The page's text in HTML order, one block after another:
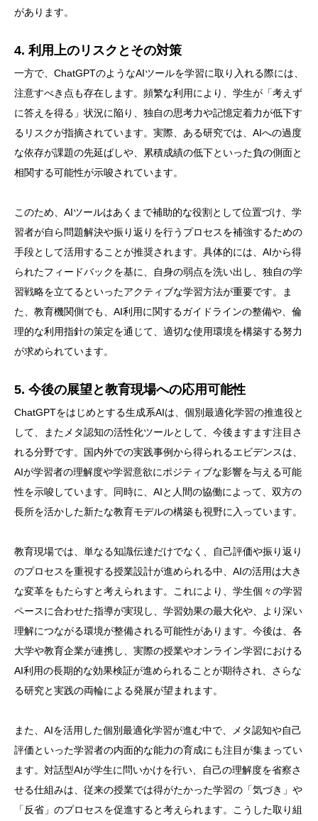
があります。
4. 利用上のリスクとその対策
一方で、ChatGPTのようなAIツールを学習に取り入れる際には、
注意すべき点も存在します。頻繁な利用により、学生が「考えず
に答えを得る」状況に陥り、独自の思考力や記憶定着力が低下す
るリスクが指摘されています。実際、ある研究では、AIへの過度
な依存が課題の先延ばしや、累積成績の低下といった負の側面と
相関する可能性が示唆されています。
このため、AIツールはあくまで補助的な役割として位置づけ、学
習者が自ら問題解決や振り返りを行うプロセスを補強するための
手段として活用することが推奨されます。具体的には、AIから得
られたフィードバックを基に、自身の弱点を洗い出し、独自の学
習戦略を立てるといったアクティブな学習方法が重要です。ま
た、教育機関側でも、AI利用に関するガイドラインの整備や、倫
理的な利用指針の策定を通じて、適切な使用環境を構築する努力
が求められています。
5. 今後の展望と教育現場への応用可能性
ChatGPTをはじめとする生成系AIは、個別最適化学習の推進役と
して、またメタ認知の活性化ツールとして、今後ますます注目さ
れる分野です。国内外での実践事例から得られるエビデンスは、
AIが学習者の理解度や学習意欲にポジティブな影響を与える可能
性を示唆しています。同時に、AIと人間の協働によって、双方の
長所を活かした新たな教育モデルの構築も視野に入っています。
教育現場では、単なる知識伝達だけでなく、自己評価や振り返り
のプロセスを重視する授業設計が進められる中、AIの活用は大き
な変革をもたらすと考えられます。これにより、学生個々の学習
ペースに合わせた指導が実現し、学習効果の最大化や、より深い
理解につながる環境が整備される可能性があります。今後は、各
大学や教育企業が連携し、実際の授業やオンライン学習における
AI利用の長期的な効果検証が進められることが期待され、さらな
る研究と実践の両輪による発展が望まれます。
また、AIを活用した個別最適化学習が進む中で、メタ認知や自己
評価といった学習者の内面的な能力の育成にも注目が集まってい
ます。対話型AIが学生に問いかけを行い、自己の理解度を省察さ
せる仕組みは、従来の授業では得がたかった学習の「気づき」や
「反省」のプロセスを促進すると考えられます。こうした取り組